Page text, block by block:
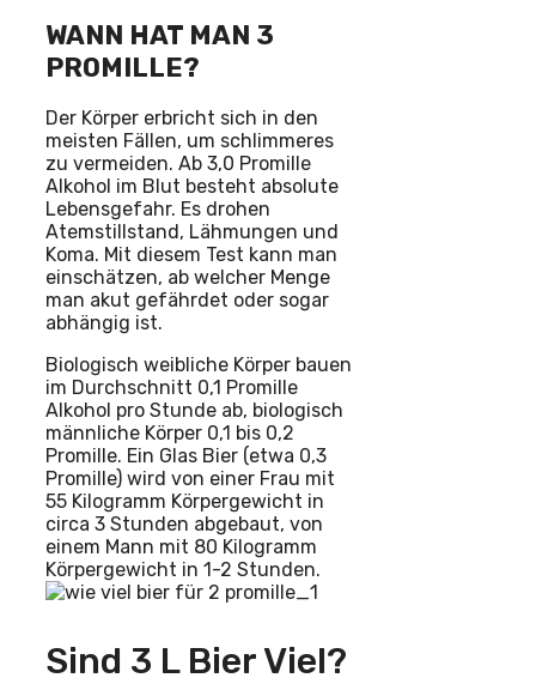
WANN HAT MAN 3
PROMILLE?
Der Körper erbricht sich in den
meisten Fällen, um schlimmeres
zu vermeiden. Ab 3,0 Promille
Alkohol im Blut besteht absolute
Lebensgefahr. Es drohen
Atemstillstand, Lähmungen und
Koma. Mit diesem Test kann man
einschätzen, ab welcher Menge
man akut gefährdet oder sogar
abhängig ist.
Biologisch weibliche Körper bauen
im Durchschnitt 0,1 Promille
Alkohol pro Stunde ab, biologisch
männliche Körper 0,1 bis 0,2
Promille. Ein Glas Bier (etwa 0,3
Promille) wird von einer Frau mit
55 Kilogramm Körpergewicht in
circa 3 Stunden abgebaut, von
einem Mann mit 80 Kilogramm
Körpergewicht in 1-2 Stunden.
Sind 3 L Bier Viel?